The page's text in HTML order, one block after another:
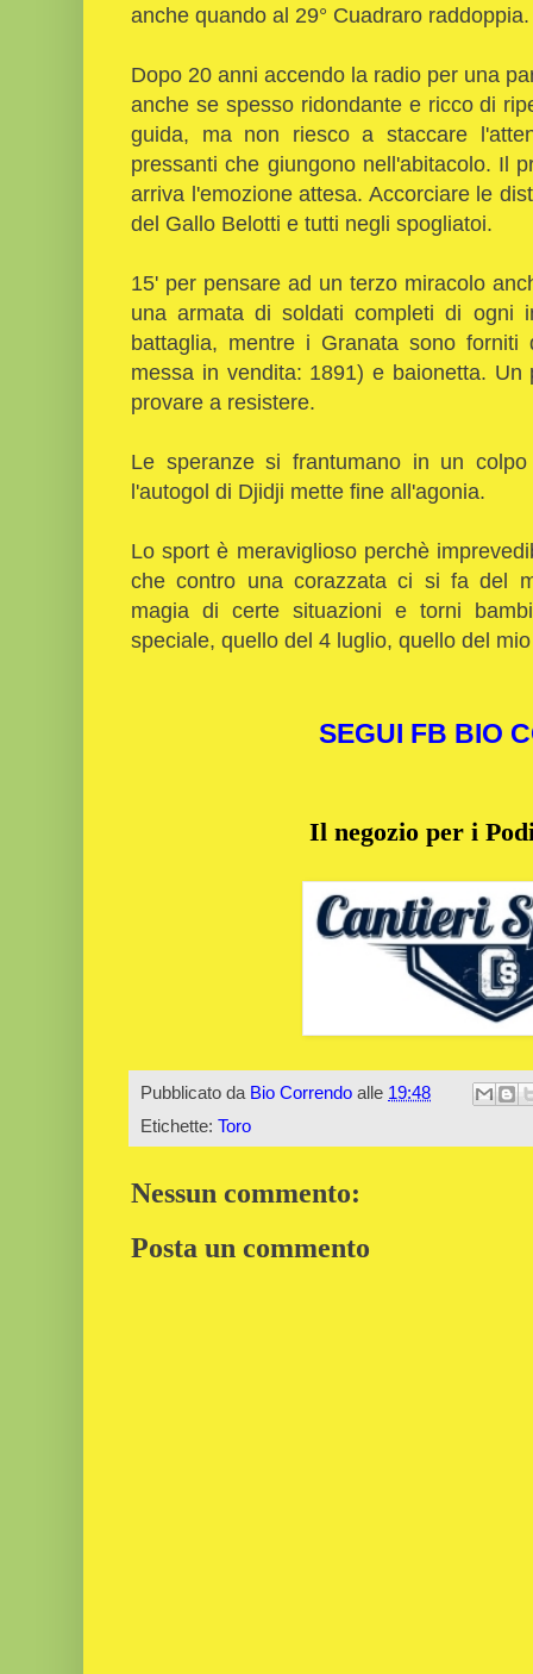
anche quando al 29° Cuadraro raddoppia.
Dopo 20 anni accendo la radio per una
anche se spesso ridondante e ricco di
guida, ma non riesco a staccare
pressanti che giungono nell'abitacolo. Il
arriva l'emozione attesa. Accorciare le
del Gallo Belotti e tutti negli spogliatoi.
15' per pensare ad un terzo miracolo
una armata di soldati completi di ogni
battaglia, mentre i Granata sono
messa in vendita: 1891) e baionetta.
provare a resistere.
Le speranze si frantumano in un
l'autogol di Djidji mette fine all'agonia.
Lo sport è meraviglioso perchè
che contro una corazzata ci si fa del
magia di certe situazioni e torni
speciale, quello del 4 luglio, quello del
SEGUI FB BIO
Il negozio per i
Pubblicato da Bio Correndo alle 19:48
Etichette: Toro
Nessun commento:
Posta un commento